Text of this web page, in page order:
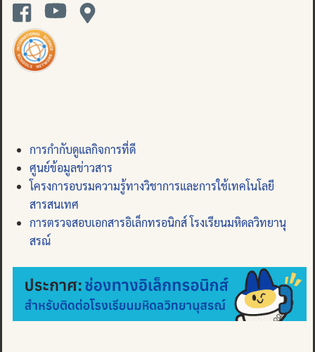
การกำกับดูแลกิจการที่ดี
ศูนย์ข้อมูลข่าวสาร
โครงการอบรมความรู้ทางวิชาการและการใช้เทคโนโลยี
สารสนเทศ
การตรวจสอบเอกสารอิเล็กทรอนิกส์ โรงเรียนมหิดลวิทยานุ
สรณ์